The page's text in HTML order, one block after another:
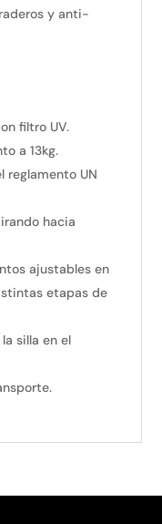
y anti-
filtro UV.
a 13kg.
reglamento UN
hacia
ajustables en
etapas de
silla en el